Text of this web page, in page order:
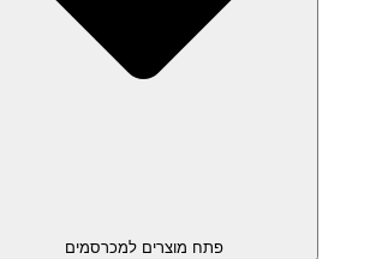
פתח מוצרים למכרסמים